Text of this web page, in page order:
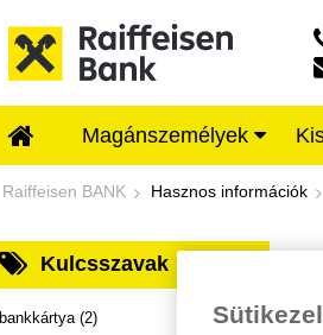
Magánszemélyek
Dokumentumtár -
Raiffeisen BANK Hasznos információk
Kulcsszavak
bankkártya (2)